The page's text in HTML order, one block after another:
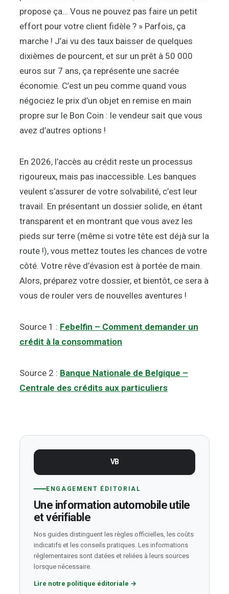
propose ça… Vous ne pouvez pas faire un petit
effort pour votre client fidèle ? » Parfois, ça
marche ! J’ai vu des taux baisser de quelques
dixièmes de pourcent, et sur un prêt à 50 000
euros sur 7 ans, ça représente une sacrée
économie. C’est un peu comme quand vous
négociez le prix d’un objet en remise en main
propre sur le Bon Coin : le vendeur sait que vous
avez d’autres options !
En 2026, l’accès au crédit reste un processus
rigoureux, mais pas inaccessible. Les banques
veulent s’assurer de votre solvabilité, c’est leur
travail. En présentant un dossier solide, en étant
transparent et en montrant que vous avez les
pieds sur terre (même si votre tête est déjà sur la
route !), vous mettez toutes les chances de votre
côté. Votre rêve d’évasion est à portée de main.
Alors, préparez votre dossier, et bientôt, ce sera à
vous de rouler vers de nouvelles aventures !
Source 1 : Febelfin – Comment demander un
crédit à la consommation
Source 2 : Banque Nationale de Belgique –
Centrale des crédits aux particuliers
VB
ENGAGEMENT ÉDITORIAL
Une information automobile utile
et vérifiable
Nos guides distinguent les règles officielles, les coûts
indicatifs et les conseils pratiques. Les informations
réglementaires sont datées et reliées à leurs sources
lorsque nécessaire.
Lire notre politique éditoriale →